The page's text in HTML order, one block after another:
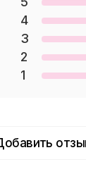
и 4
3
2
1